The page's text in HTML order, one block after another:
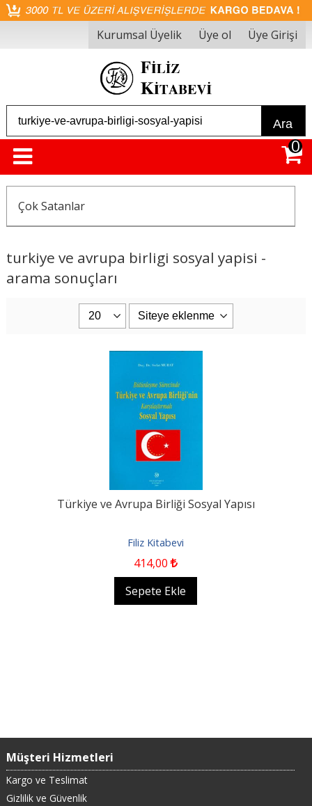
Kurumsal Üyelik Üye ol Üye Girişi
Ara
0
Çok Satanlar
turkiye ve avrupa birligi sosyal yapisi -
arama sonuçları
Türkiye ve Avrupa Birliği Sosyal Yapısı
Filiz Kitabevi
414,00
Sepete Ekle
Müşteri Hizmetleri
Kargo ve Teslimat
Gizlilik ve Güvenlik